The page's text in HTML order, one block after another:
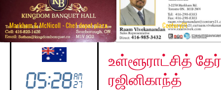
Markham & McNicoll - Chef depot plaza Century21
Australia (Sydney) Monday, December 9,
உள்ளூராட்சித்
ரஜினிகாந்த்